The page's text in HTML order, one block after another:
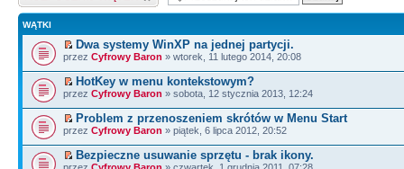
WĄTKI
Dwa systemy WinXP na jednej partycji.
przez Cyfrowy Baron » wtorek, 11 lutego 2014, 20:08
HotKey w menu kontekstowym?
przez Cyfrowy Baron » sobota, 12 stycznia 2013, 12:24
Problem z przenoszeniem skrótów w Menu Start
przez Cyfrowy Baron » piątek, 6 lipca 2012, 20:52
Bezpieczne usuwanie sprzętu - brak ikony.
przez Cyfrowy Baron » czwartek, 1 grudnia 2011, 07:28